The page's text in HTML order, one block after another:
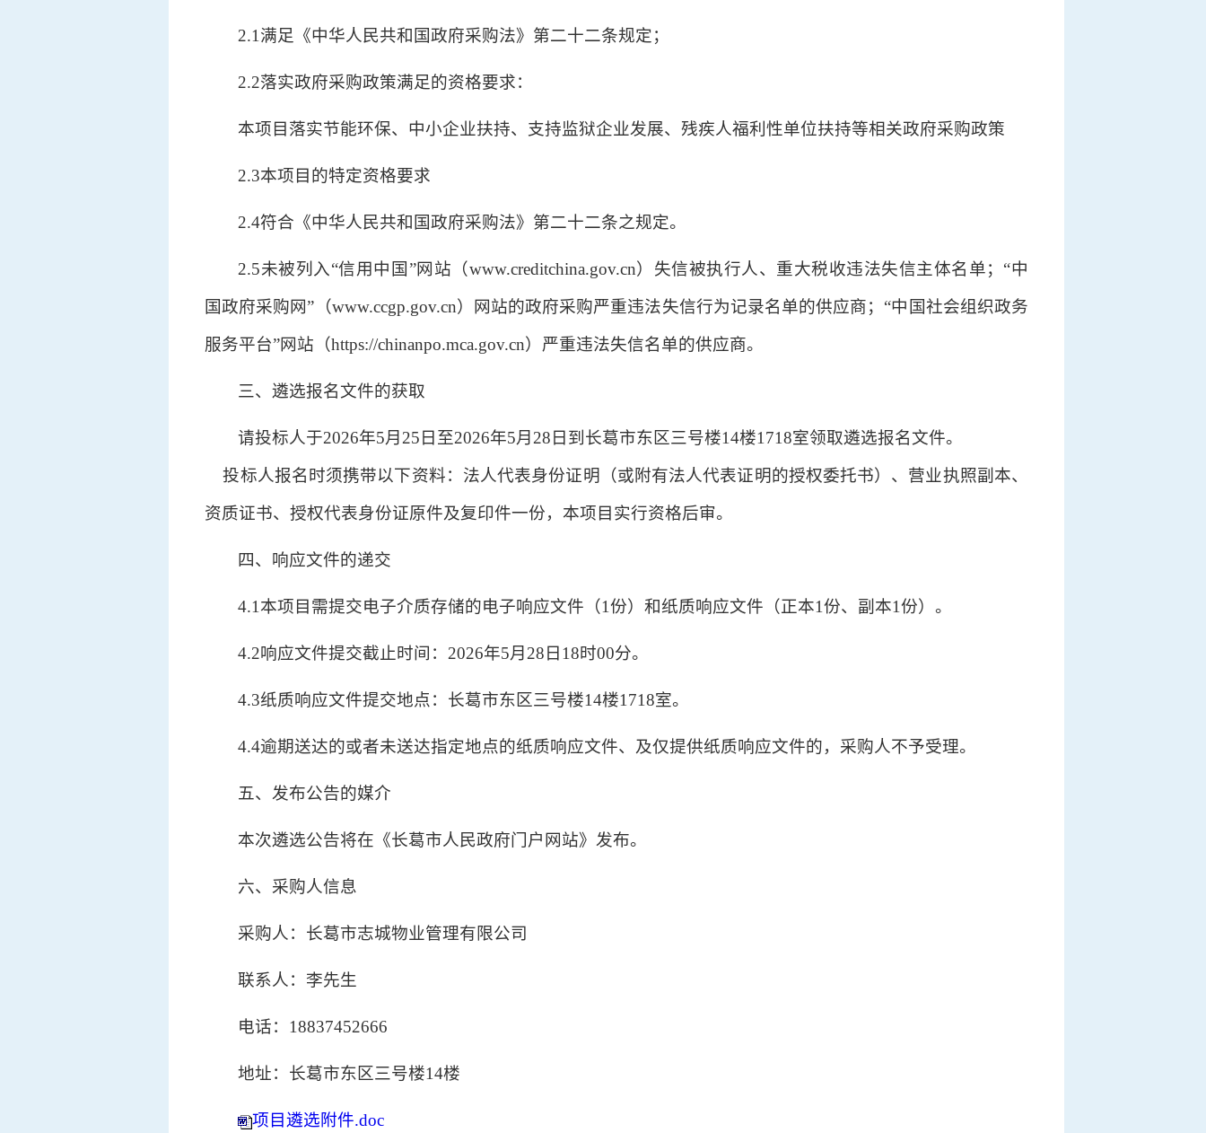
2.1满足《中华人民共和国政府采购法》第二十二条规定；
2.2落实政府采购政策满足的资格要求：
本项目落实节能环保、中小企业扶持、支持监狱企业发展、残疾人福利性单位扶持等相关政府采购政策
2.3本项目的特定资格要求
2.4符合《中华人民共和国政府采购法》第二十二条之规定。
2.5未被列入“信用中国”网站（www.creditchina.gov.cn）失信被执行人、重大税收违法失信主体名单；“中
国政府采购网”（www.ccgp.gov.cn）网站的政府采购严重违法失信行为记录名单的供应商；“中国社会组织政务
服务平台”网站（https://chinanpo.mca.gov.cn）严重违法失信名单的供应商。
三、遴选报名文件的获取
请投标人于2026年5月25日至2026年5月28日到长葛市东区三号楼14楼1718室领取遴选报名文件。
投标人报名时须携带以下资料：法人代表身份证明（或附有法人代表证明的授权委托书）、营业执照副本、
资质证书、授权代表身份证原件及复印件一份，本项目实行资格后审。
四、响应文件的递交
4.1本项目需提交电子介质存储的电子响应文件（1份）和纸质响应文件（正本1份、副本1份）。
4.2响应文件提交截止时间：2026年5月28日18时00分。
4.3纸质响应文件提交地点：长葛市东区三号楼14楼1718室。
4.4逾期送达的或者未送达指定地点的纸质响应文件、及仅提供纸质响应文件的，采购人不予受理。
五、发布公告的媒介
本次遴选公告将在《长葛市人民政府门户网站》发布。
六、采购人信息
采购人：长葛市志城物业管理有限公司
联系人：李先生
电话：18837452666
地址：长葛市东区三号楼14楼
项目遴选附件.doc